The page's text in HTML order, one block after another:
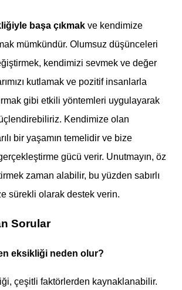
başa çıkmak ve kendimize
mümkündür. Olumsuz düşünceleri
kendimizi sevmek ve değer
kutlamak ve pozitif insanlarla
gibi etkili yöntemleri uygulayarak
Kendimize olan
bir yaşamın temelidir ve bize
gücü verir. Unutmayın, öz
zaman alabilir, bu yüzden sabırlı
sürekli olarak destek verin.
Sorular
eksikliği neden olur?
çeşitli faktörlerden kaynaklanabilir.